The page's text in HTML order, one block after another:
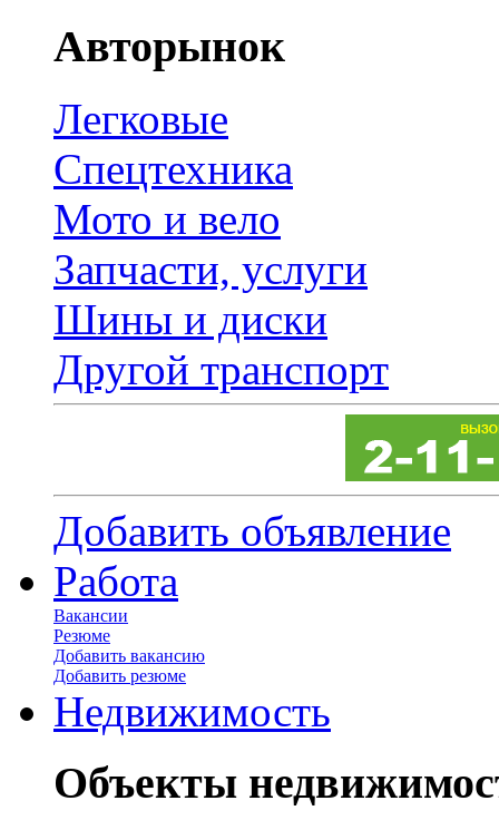
Авторынок
Легковые
Спецтехника
Мото и вело
Запчасти, услуги
Шины и диски
Другой транспорт
Добавить объявление
Работа
Вакансии
Резюме
Добавить вакансию
Добавить резюме
Недвижимость
Объекты